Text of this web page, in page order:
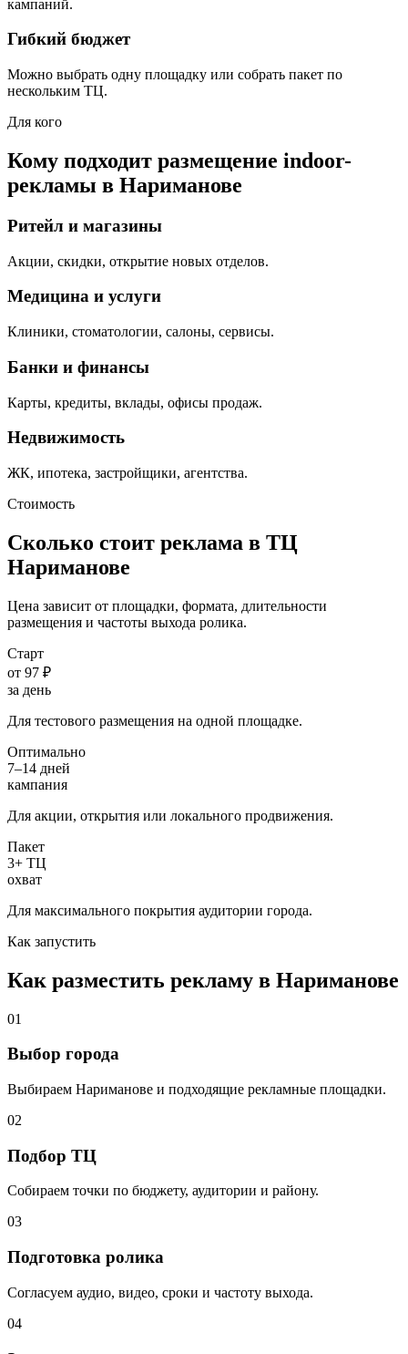
кампаний.
Гибкий бюджет
Можно выбрать одну площадку или собрать пакет по
нескольким ТЦ.
Для кого
Кому подходит размещение indoor-
рекламы в Нариманове
Ритейл и магазины
Акции, скидки, открытие новых отделов.
Медицина и услуги
Клиники, стоматологии, салоны, сервисы.
Банки и финансы
Карты, кредиты, вклады, офисы продаж.
Недвижимость
ЖК, ипотека, застройщики, агентства.
Стоимость
Сколько стоит реклама в ТЦ
Нариманове
Цена зависит от площадки, формата, длительности
размещения и частоты выхода ролика.
Старт
от 97 ₽
за день
Для тестового размещения на одной площадке.
Оптимально
7–14 дней
кампания
Для акции, открытия или локального продвижения.
Пакет
3+ ТЦ
охват
Для максимального покрытия аудитории города.
Как запустить
Как разместить рекламу в Нариманове
01
Выбор города
Выбираем Нариманове и подходящие рекламные площадки.
02
Подбор ТЦ
Собираем точки по бюджету, аудитории и району.
03
Подготовка ролика
Согласуем аудио, видео, сроки и частоту выхода.
04